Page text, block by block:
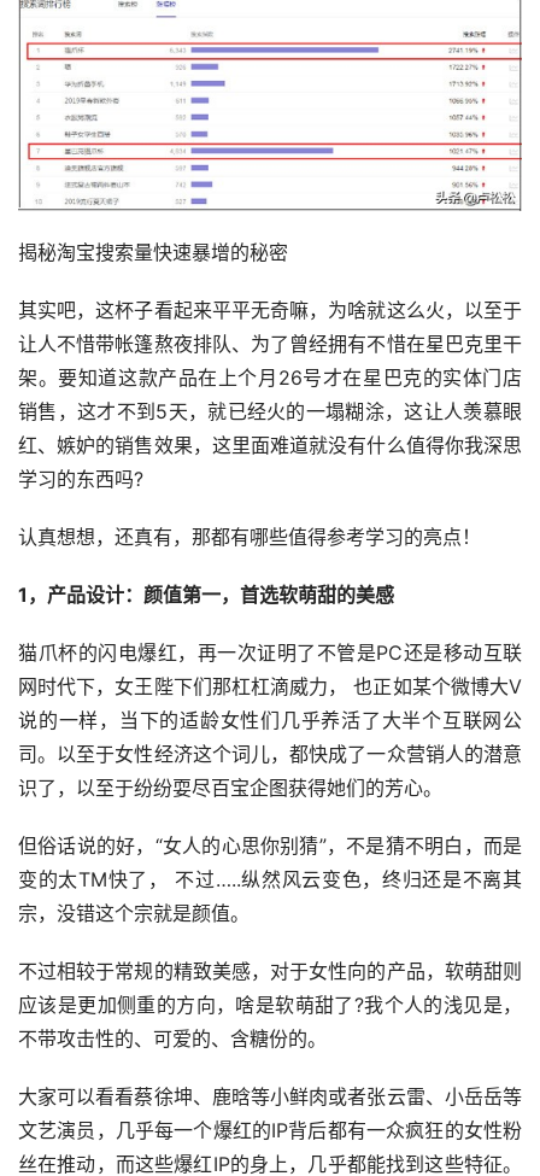
揭秘淘宝搜索量快速暴增的秘密
其实吧，这杯子看起来平平无奇嘛，为啥就这么火，以至于
让人不惜带帐篷熬夜排队、为了曾经拥有不惜在星巴克里干
架。要知道这款产品在上个月26号才在星巴克的实体门店
销售，这才不到5天，就已经火的一塌糊涂，这让人羡慕眼
红、嫉妒的销售效果，这里面难道就没有什么值得你我深思
学习的东西吗?
认真想想，还真有，那都有哪些值得参考学习的亮点！
1，产品设计：颜值第一，首选软萌甜的美感
猫爪杯的闪电爆红，再一次证明了不管是PC还是移动互联
网时代下，女王陛下们那杠杠滴威力， 也正如某个微博大V
说的一样，当下的适龄女性们几乎养活了大半个互联网公
司。以至于女性经济这个词儿，都快成了一众营销人的潜意
识了，以至于纷纷耍尽百宝企图获得她们的芳心。
但俗话说的好，“女人的心思你别猜”，不是猜不明白，而是
变的太TM快了， 不过…..纵然风云变色，终归还是不离其
宗，没错这个宗就是颜值。
不过相较于常规的精致美感，对于女性向的产品，软萌甜则
应该是更加侧重的方向，啥是软萌甜了?我个人的浅见是，
不带攻击性的、可爱的、含糖份的。
大家可以看看蔡徐坤、鹿晗等小鲜肉或者张云雷、小岳岳等
文艺演员，几乎每一个爆红的IP背后都有一众疯狂的女性粉
丝在推动，而这些爆红IP的身上，几乎都能找到这些特征。